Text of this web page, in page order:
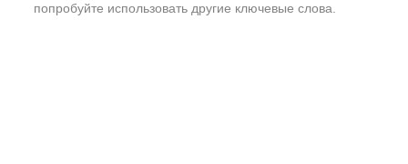
попробуйте использовать другие ключевые слова.